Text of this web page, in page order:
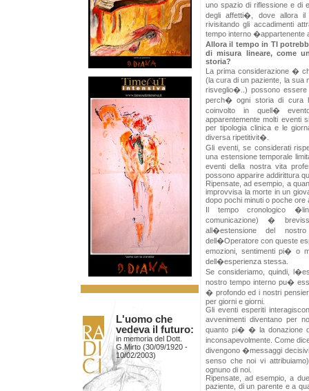
L'uomo che
vedeva il futuro:
in memoria del Dott.
G.Mirto (30/09/1920 -
10/02/2003)
uno spazio di riflessione e di
degli affetti�, dove allora
rivisitando gli accadimenti
tempo interno
Allora il tempo in TI
di misura lineare, come
storia?
La prima considerazione �
(la cura di un paziente, la sua
risveglio�..) possono
perch� ogni storia di cura
coinvolto in quell�
apparentemente molti eventi
per tipologia clinica e le
diversa ripetitivit�.
Gli eventi, se considerati
una estensione temporale
eventi della nostra vita
possono apparire addirittura
Ripensate, ad esempio, a
improvvisa la morte in un
dopo pochi minuti o poche
Il tempo cronologico
comunicazione) �
all�estensione del
dell�Operatore con queste
emozioni, sentimenti pi� o
dell�esperienza stessa.
Se consideriamo, quindi,
nostro tempo interno pu�
� profondo ed i nostri
per giorni e giorni.
Gli eventi esperiti
avvenimenti diventano per
quanto pi� � la donazione
inconsapevolmente. Come
divengono �messaggi
senso che noi vi
ognuno di noi.
Ripensate, ad esempio, a
paziente, di un parente e a